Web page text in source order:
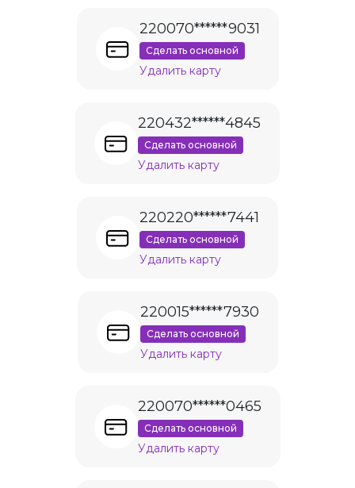
220070******9031
Сделать основной
Удалить карту
220432******4845
Сделать основной
Удалить карту
220220******7441
Сделать основной
Удалить карту
220015******7930
Сделать основной
Удалить карту
220070******0465
Сделать основной
Удалить карту